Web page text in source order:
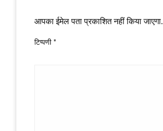
आपका ईमेल पता प्रकाशित नहीं किया जाएगा.
टिप्पणी *